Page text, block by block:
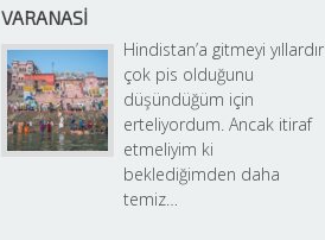
VARANASI
Hindistan’a gitmeyi yıllardır
çok pis olduğunu
düşündüğüm için
erteliyordum. Ancak itiraf
etmeliyim ki
beklediğimden daha
temiz…